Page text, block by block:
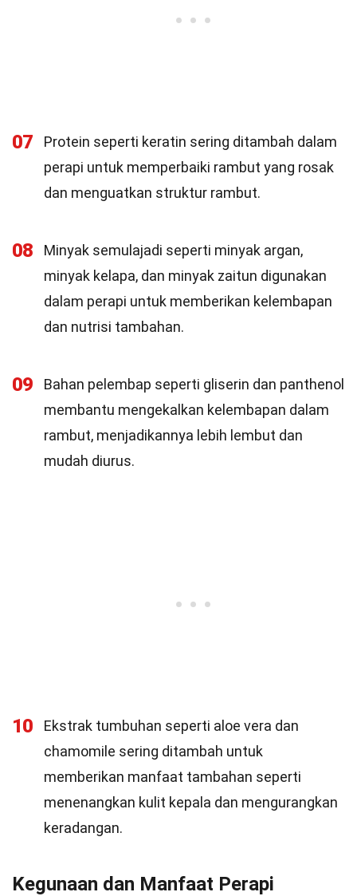
07
Protein seperti keratin sering ditambah dalam
perapi untuk memperbaiki rambut yang rosak
dan menguatkan struktur rambut.
08
Minyak semulajadi seperti minyak argan,
minyak kelapa, dan minyak zaitun digunakan
dalam perapi untuk memberikan kelembapan
dan nutrisi tambahan.
09
Bahan pelembap seperti gliserin dan panthenol
membantu mengekalkan kelembapan dalam
rambut, menjadikannya lebih lembut dan
mudah diurus.
10
Ekstrak tumbuhan seperti aloe vera dan
chamomile sering ditambah untuk
memberikan manfaat tambahan seperti
menenangkan kulit kepala dan mengurangkan
keradangan.
Kegunaan dan Manfaat Perapi